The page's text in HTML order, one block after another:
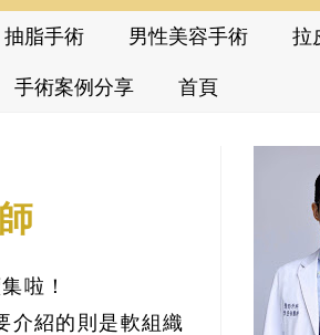
抽脂手術 男性美容手術 拉
手術案例分享 首頁
啦！
介紹的則是軟組織